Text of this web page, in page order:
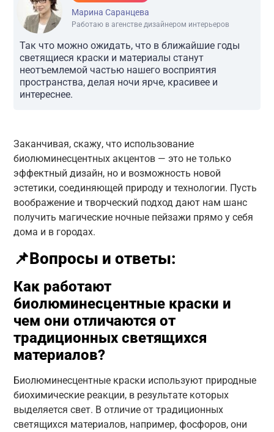
Марина Саранцева
Работаю в агенстве дизайнером интерьеров
Так что можно ожидать, что в ближайшие годы
светящиеся краски и материалы станут
неотъемлемой частью нашего восприятия
пространства, делая ночи ярче, красивее и
интереснее.
Заканчивая, скажу, что использование
биолюминесцентных акцентов — это не только
эффектный дизайн, но и возможность новой
эстетики, соединяющей природу и технологии. Пусть
воображение и творческий подход дают нам шанс
получить магические ночные пейзажи прямо у себя
дома и в городах.
📌Вопросы и ответы:
Как работают
биолюминесцентные краски и
чем они отличаются от
традиционных светящихся
материалов?
Биолюминесцентные краски используют природные
биохимические реакции, в результате которых
выделяется свет. В отличие от традиционных
светящихся материалов, например, фосфоров, они